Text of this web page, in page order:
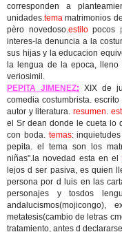
corresponden a
unidades.temamatrimonios
pèro novedoso.estilopocos
interes-la denuncia a la
sus hijas y la educacion
la lengua de la epoca,
veriosimil.
PEPITA JIMENEZ: XIX de
comedia costumbrista.
autor y literatura.resumen.
el Sr dean donde le cueta lo
con boda. temas:
pepita. el tema son los
niñas".la novedad esta en el
lejos d ser pasiva, es quien
persona por d luis en las
personajes y tosdos
andalucismos(mojicongo),
metatesis(cambio de letras
tratamiento, antes d